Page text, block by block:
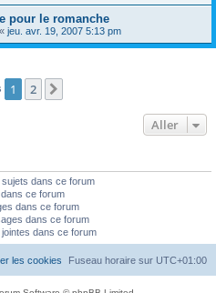
pour le romanche
« jeu. avr. 19, 2007 5:13 pm
1 2
Aller
dans ce forum
ce forum
dans ce forum
dans ce forum
dans ce forum
Fuseau horaire sur UTC+01:00
les cookies